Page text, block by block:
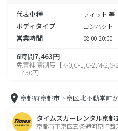
代表車種 フィット 等
ボディタイプ コンパクト
営業時間 08:00-20:00
6時間7,463円
免責補償制度【K-0,C-1,C-2,M-2,S-2
1,430円
京都府京都市下京区北不動堂町
タイムズカーレンタル京都
京都市下京区五条通河原町西